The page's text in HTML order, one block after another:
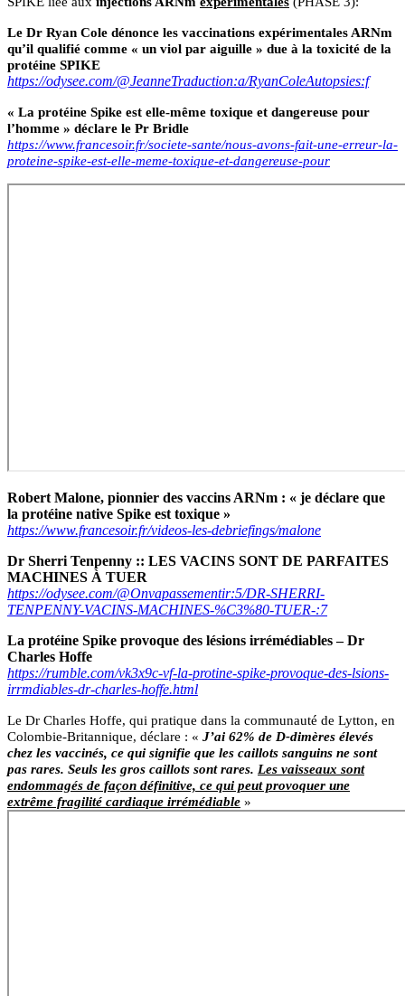
Le Dr Ryan Cole dénonce les vaccinations expérimentales ARNm
qu’il qualifié comme « un viol par aiguille » due à la toxicité de la
protéine SPIKE
https://odysee.com/@JeanneTraduction:a/RyanColeAutopsies:f
« La protéine Spike est elle-même toxique et dangereuse pour
l’homme » déclare le Pr Bridle
https://www.francesoir.fr/societe-sante/nous-avons-fait-une-erreur-la-
proteine-spike-est-elle-meme-toxique-et-dangereuse-pour
Robert Malone, pionnier des vaccins ARNm : « je déclare que
la protéine native Spike est toxique »
https://www.francesoir.fr/videos-les-debriefings/malone
Dr Sherri Tenpenny :: LES VACINS SONT DE PARFAITES
MACHINES À TUER
https://odysee.com/@Onvapassementir:5/DR-SHERRI-
TENPENNY-VACINS-MACHINES-%C3%80-TUER-:7
La protéine Spike provoque des lésions irrémédiables – Dr
Charles Hoffe
https://rumble.com/vk3x9c-vf-la-protine-spike-provoque-des-lsions-
irrmdiables-dr-charles-hoffe.html
Le Dr Charles Hoffe, qui pratique dans la communauté de Lytton, en
Colombie-Britannique, déclare : « J’ai 62% de D-dimères élevés
chez les vaccinés, ce qui signifie que les caillots sanguins ne sont
pas rares. Seuls les gros caillots sont rares. Les vaisseaux sont
endommagés de façon définitive, ce qui peut provoquer une
extrême fragilité cardiaque irrémédiable »